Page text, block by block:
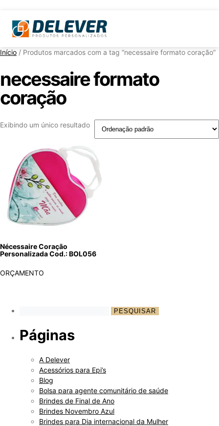
Início / Produtos marcados com a tag “necessaire formato coração”
necessaire formato
coração
Exibindo um único resultado
Nécessaire Coração
Personalizada Cod.: BOL056
ORÇAMENTO
Páginas
A Delever
Acessórios para Epi’s
Blog
Bolsa para agente comunitário de saúde
Brindes de Final de Ano
Brindes Novembro Azul
Brindes para Dia internacional da Mulher